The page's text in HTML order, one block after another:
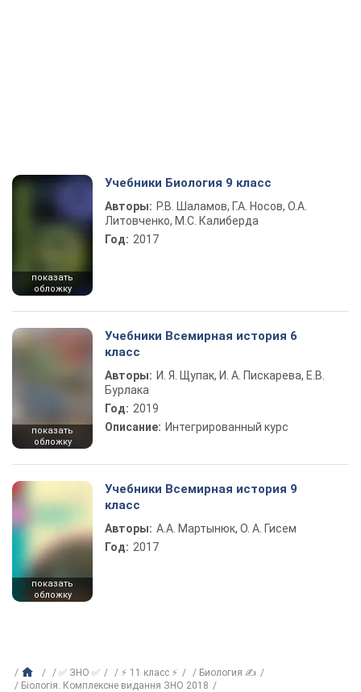
показать
обложку
Учебники Биология 9 класс
Авторы: Р.В. Шаламов, Г.А. Носов, О.А.
Литовченко, М.С. Калиберда
Год: 2017
показать
обложку
Учебники Всемирная история 6
класс
Авторы: И. Я. Щупак, И. А. Пискарева, Е.В.
Бурлака
Год: 2019
Описание: Интегрированный курс
показать
обложку
Учебники Всемирная история 9
класс
Авторы: А.А. Мартынюк, О. А. Гисем
Год: 2017
✅ ЗНО ✅ ⚡ 11 класс ⚡
Биология ✍
Біологія. Комплексне видання ЗНО 2018